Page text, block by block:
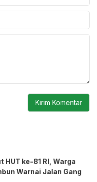
HUT ke-81 RI, Warga
Warnai Jalan Gang